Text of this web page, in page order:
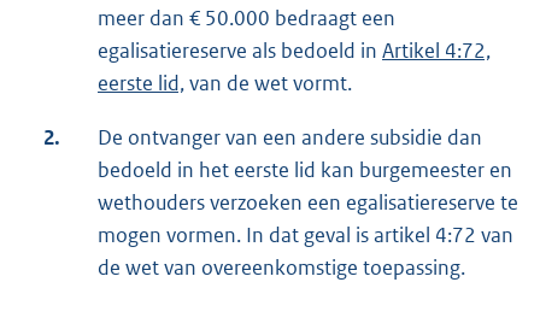
meer dan € 50.000 bedraagt een
egalisatiereserve als bedoeld in Artikel 4:72,
eerste lid,van de wet vormt.
2.
De ontvanger van een andere subsidie dan
bedoeld in het eerste lid kan burgemeester en
wethouders verzoeken een egalisatiereserve te
mogen vormen. In dat geval is artikel 4:72 van
de wet van overeenkomstige toepassing.